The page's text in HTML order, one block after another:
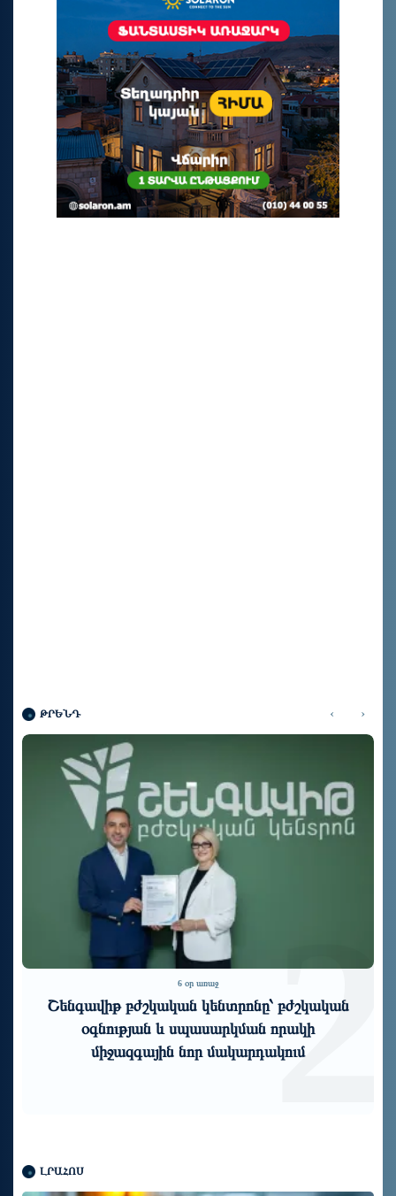
ԼՐԱՀՈՍ
ԹՐԵՆԴ
6 օր առաջ
Շենգավիթ բժշկական կենտրոնը՝ բժշկական
օգնության և սպասարկման որակի
միջազգային նոր մակարդակում2
‹ ›